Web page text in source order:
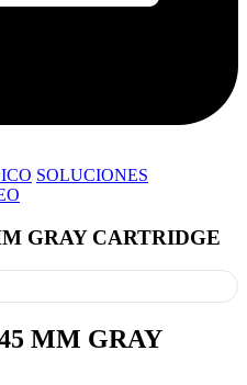
SOLUCIONES
GRAY CARTRIDGE
MM GRAY